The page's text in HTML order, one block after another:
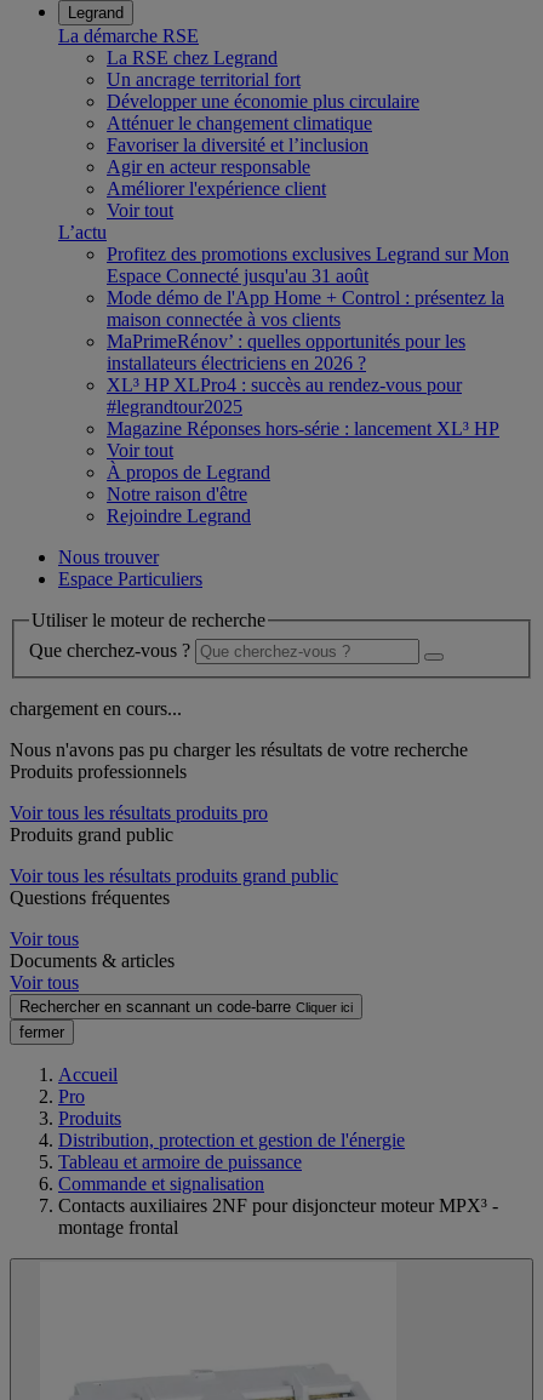
Legrand
La démarche RSE
La RSE chez Legrand
Un ancrage territorial fort
Développer une économie plus circulaire
Atténuer le changement climatique
Favoriser la diversité et l’inclusion
Agir en acteur responsable
Améliorer l'expérience client
Voir tout
L’actu
Profitez des promotions exclusives Legrand sur Mon
Espace Connecté jusqu'au 31 août
Mode démo de l'App Home + Control : présentez la
maison connectée à vos clients
MaPrimeRénov’ : quelles opportunités pour les
installateurs électriciens en 2026 ?
XL³ HP XLPro4 : succès au rendez-vous pour
#legrandtour2025
Magazine Réponses hors-série : lancement XL³ HP
Voir tout
À propos de Legrand
Notre raison d'être
Rejoindre Legrand
Nous trouver
Espace Particuliers
Utiliser le moteur de recherche
Que cherchez-vous ?
chargement en cours...
Nous n'avons pas pu charger les résultats de votre recherche
Produits professionnels
Voir tous les résultats produits pro
Produits grand public
Voir tous les résultats produits grand public
Questions fréquentes
Voir tous
Documents & articles
Voir tous
Rechercher en scannant un code-barre Cliquer ici
fermer
Accueil
Pro
Produits
Distribution, protection et gestion de l'énergie
Tableau et armoire de puissance
Commande et signalisation
Contacts auxiliaires 2NF pour disjoncteur moteur MPX³ -
montage frontal